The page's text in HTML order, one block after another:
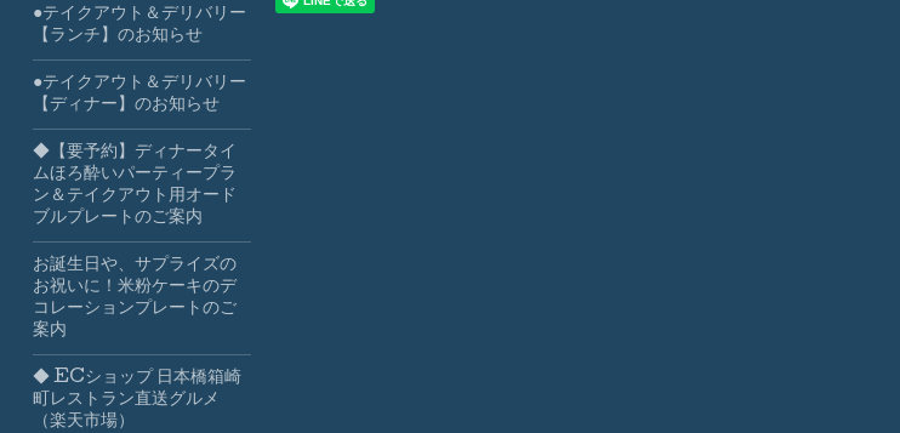
●テイクアウト＆デリバリー
【ランチ】のお知らせ
●テイクアウト＆デリバリー
【ディナー】のお知らせ
◆【要予約】ディナータイ
ムほろ酔いパーティープラ
ン＆テイクアウト用オード
ブルプレートのご案内
お誕生日や、サプライズの
お祝いに！米粉ケーキのデ
コレーションプレートのご
案内
◆ ECショップ 日本橋箱崎
町レストラン直送グルメ
（楽天市場）